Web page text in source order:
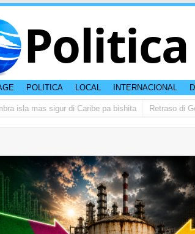
Politica
POLITICA LOCAL INTERNACIONAL
isla mas sigur di Caribe pa bishita Retraso di